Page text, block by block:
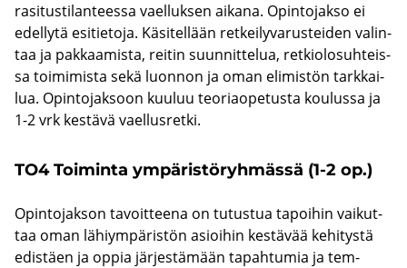
ra­si­tus­ti­lan­tees­sa vael­luk­sen ai­ka­na. Opin­to­jak­so ei
edel­ly­tä esi­tie­to­ja. Kä­si­tel­lään ret­kei­ly­va­rus­tei­den va­lin­
taa ja pak­kaa­mis­ta, rei­tin suun­nit­te­lua, ret­kio­lo­suh­teis­
sa toi­mi­mis­ta sekä luon­non ja oman eli­mis­tön tark­kai­
lua. Opin­to­jak­soon kuu­luu teo­riao­pe­tus­ta kou­lus­sa ja
1-2 vrk kes­tä­vä vael­lus­ret­ki.
TO4 Toi­min­ta ym­pä­ris­tö­ryh­mäs­sä (1-2 op.)
Opin­to­jak­son ta­voit­tee­na on tu­tus­tua ta­poi­hin vai­kut­
taa oman lä­hiym­pä­ris­tön asioi­hin kes­tä­vää ke­hi­tys­tä
edis­täen ja oppia jär­jes­tä­mään ta­pah­tu­mia ja tem­